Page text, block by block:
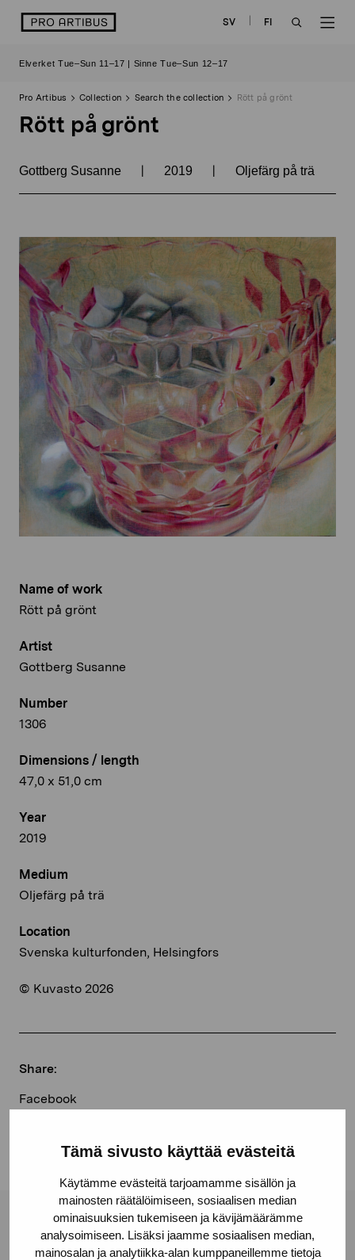
Tämä sivusto käyttää evästeitä
Käytämme evästeitä tarjoamamme sisällön ja
mainosten räätälöimiseen, sosiaalisen median
ominaisuuksien tukemiseen ja kävijämäärämme
analysoimiseen. Lisäksi jaamme sosiaalisen median,
mainosalan ja analytiikka-alan kumppaneillemme tietoja
logo SV
FI
Elverket Tue–Sun 11–17 | Sinne Tue–Sun 12–17
Pro Artibus Collection Search the collection Rött på grönt
Rött på grönt
Gottberg Susanne | 2019 | Oljefärg på trä
Name of work
Rött på grönt
Artist
Gottberg Susanne
Number
1306
Dimensions / length
47,0 x 51,0 cm
Year
2019
Medium
Oljefärg på trä
Location
Svenska kulturfonden, Helsingfors
© Kuvasto 2026
Share:
Facebook
Pro Artibus Foundation